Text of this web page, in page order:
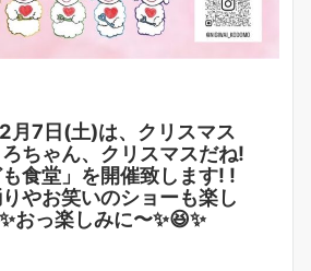
月7日(土)は、クリスマス
ちゃん、クリスマスだね!
食堂」を開催致します! !
やお笑いのショーも楽し
おっ楽しみに〜✨😆✨